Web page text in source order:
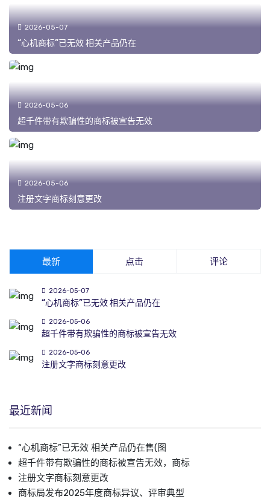
2026-05-07
“心机商标”已无效 相关产品仍在
2026-05-06
超千件带有欺骗性的商标被宣告无效
2026-05-06
注册文字商标刻意更改
最新 点击 评论
2026-05-07
“心机商标”已无效 相关产品仍在
2026-05-06
超千件带有欺骗性的商标被宣告无效
2026-05-06
注册文字商标刻意更改
最近新闻
“心机商标”已无效 相关产品仍在售(图
超千件带有欺骗性的商标被宣告无效，商标
注册文字商标刻意更改
商标局发布2025年度商标异议、评审典型